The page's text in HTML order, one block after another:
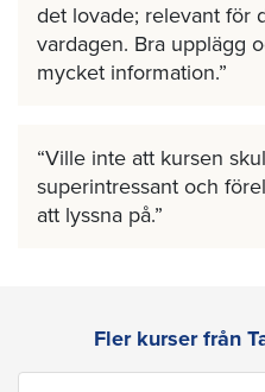
det lovade; relevant för
vardagen. Bra upplägg
mycket information.
Ville inte att kursen
superintressant och
att lyssna på.
Fler kurser från